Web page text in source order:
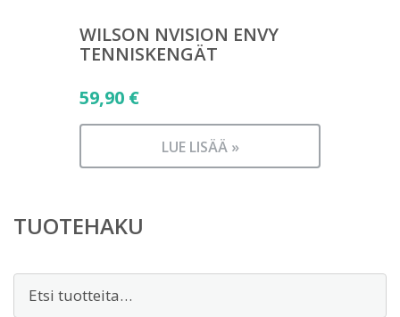
WILSON NVISION ENVY
TENNISKENGÄT
59,90 €
LUE LISÄÄ »
TUOTEHAKU
Etsi: